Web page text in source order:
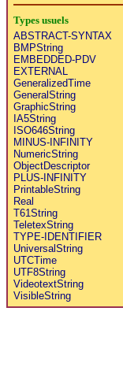
Types usuels
ABSTRACT-SYNTAX
BMPString
EMBEDDED-PDV
EXTERNAL
GeneralizedTime
GeneralString
GraphicString
IA5String
ISO646String
MINUS-INFINITY
NumericString
ObjectDescriptor
PLUS-INFINITY
PrintableString
Real
T61String
TeletexString
TYPE-IDENTIFIER
UniversalString
UTCTime
UTF8String
VideotextString
VisibleString